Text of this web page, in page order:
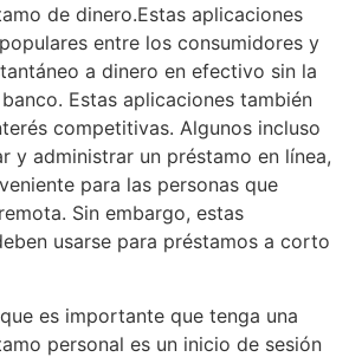
de dinero.Estas aplicaciones
entre los consumidores y
a dinero en efectivo sin la
Estas aplicaciones también
competitivas. Algunos incluso
y administrar un préstamo en línea,
para las personas que
Sin embargo, estas
usarse para préstamos a corto
es importante que tenga una
personal es un inicio de sesión